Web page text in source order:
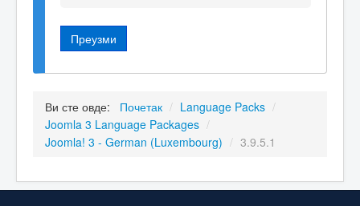
Преузми
Ви сте овде: Почетак / Language Packs /
Joomla 3 Language Packages /
Joomla! 3 - German (Luxembourg) / 3.9.5.1